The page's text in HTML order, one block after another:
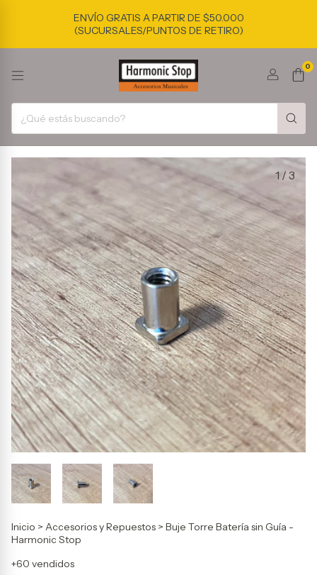
ENVÍO GRATIS A PARTIR DE $50.000
(SUCURSALES/PUNTOS DE RETIRO)
0
1 / 3
Inicio > Accesorios y Repuestos > Buje Torre Batería sin Guía -
Harmonic Stop
+60 vendidos